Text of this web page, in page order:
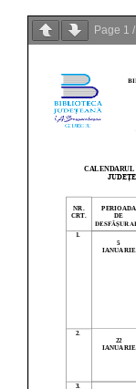
Page 1 /